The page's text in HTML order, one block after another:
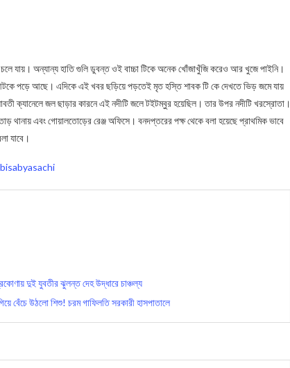
যায়। অন্যান্য হাতি গুলি ডুবন্ত ওই বাচ্চা টিকে অনেক খোঁজাখুঁজি করেও আর খুজে পাইনি।
আটকে পড়ে আছে। এদিকে এই খবর ছড়িয়ে পড়তেই মৃত হস্তি শাবক টি কে দেখতে ভিড় জমে যায়
ক্যানেলে জল ছাড়ার কারনে এই নদীটি জলে টইটম্বুর হয়েছিল। তার উপর নদীটি খরস্রোতা।
থানায় এবং গোয়ালতোড়ের রেঞ্জ অফিসে। বনদপ্তরের পক্ষ থেকে বলা হয়েছে প্রাথমিক ভাবে
যাবে।
দুই যুবতীর ঝুলন্ত দেহ উদ্ধারে চাঞ্চল্য
উঠলো শিশু! চরম গাফিলতি সরকারী হাসপাতালে